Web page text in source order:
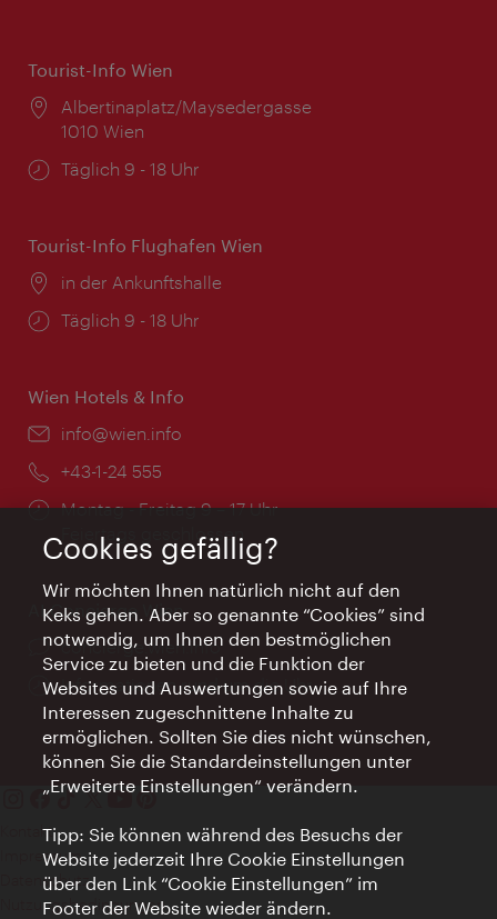
Tourist-Info Wien
Ort:
Albertinaplatz/Maysedergasse
1010 Wien
Öffnungszeiten:
Täglich 9 - 18 Uhr
Tourist-Info Flughafen Wien
Ort:
in der Ankunftshalle
Öffnungszeiten:
Täglich 9 - 18 Uhr
Wien Hotels & Info
Email:
info@wien.info
Telefon:
+43-1-24 555
Öffnungszeiten:
Montag - Freitag 9 – 17 Uhr
Feiertags geschlossen
AI Concierge Wien
Ort:
concierge.wien.info
Öffnungszeiten:
Informationen rund um die Uhr
Kontakt
Impressum
Datenschutz
Nutzungsbedingungen
Cookies gefällig?
Wir möchten Ihnen natürlich nicht auf den
Keks gehen. Aber so genannte “Cookies” sind
notwendig, um Ihnen den bestmöglichen
Service zu bieten und die Funktion der
Websites und Auswertungen sowie auf Ihre
Interessen zugeschnittene Inhalte zu
ermöglichen. Sollten Sie dies nicht wünschen,
können Sie die Standardeinstellungen unter
„Erweiterte Einstellungen“ verändern.
Tipp: Sie können während des Besuchs der
Website jederzeit Ihre Cookie Einstellungen
über den Link “Cookie Einstellungen” im
Footer der Website wieder ändern.